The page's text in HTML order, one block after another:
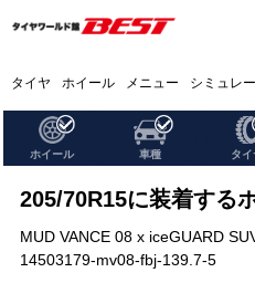
タイヤ ホイール メニュー シミュレ
ホイール 車種 タイ
205/70R15に装着する
MUD VANCE 08 x iceGUARD
14503179-mv08-fbj-139.7-5